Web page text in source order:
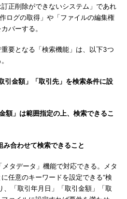
正削除ができないシステム」であれ
ログの取得」や「ファイルの編集権
バーする。
要となる「検索機能」は、以下3つ
引金額」「取引先」を検索条件に設
額」は範囲指定の上、検索できるこ
み合わせて検索できること
タデータ」機能で対応できる。メタ
任意のキーワードを設定できる“検
、「取引年月日」「取引金額」「取